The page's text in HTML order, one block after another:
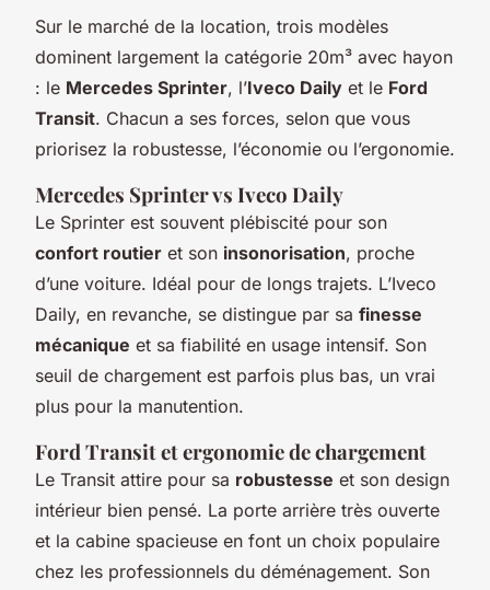
Sur le marché de la location, trois modèles
dominent largement la catégorie 20m³ avec hayon
: le Mercedes Sprinter, l’Iveco Daily et le Ford
Transit. Chacun a ses forces, selon que vous
priorisez la robustesse, l’économie ou l’ergonomie.
Mercedes Sprinter vs Iveco Daily
Le Sprinter est souvent plébiscité pour son
confort routier et son insonorisation, proche
d’une voiture. Idéal pour de longs trajets. L’Iveco
Daily, en revanche, se distingue par sa finesse
mécanique et sa fiabilité en usage intensif. Son
seuil de chargement est parfois plus bas, un vrai
plus pour la manutention.
Ford Transit et ergonomie de chargement
Le Transit attire pour sa robustesse et son design
intérieur bien pensé. La porte arrière très ouverte
et la cabine spacieuse en font un choix populaire
chez les professionnels du déménagement. Son